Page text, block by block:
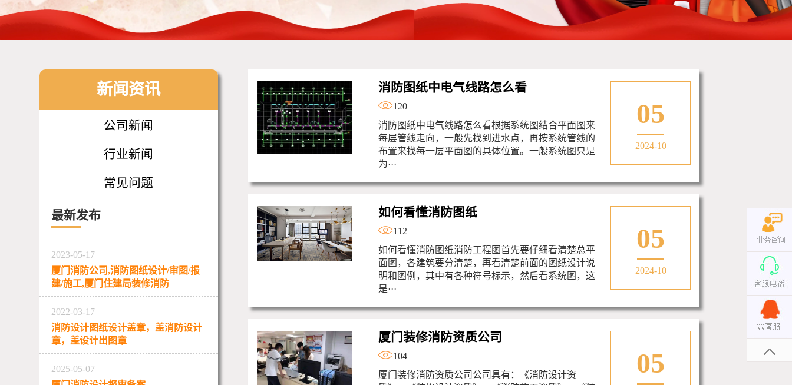
新闻资讯
公司新闻
行业新闻
常见问题
最新发布
2023-05-17
厦门消防公司,消防图纸设计/审图/报
建/施工,厦门住建局装修消防
2022-03-17
消防设计图纸设计盖章，盖消防设计
章，盖设计出图章
2025-05-07
消防图纸中电气线路怎么看
120
消防图纸中电气线路怎么看根据系统图结合平面图来
每层管线走向，一般先找到进水点，再按系统管线的
布置来找每一层平面图的具体位置。一般系统图只是
为···
05
2024-10
如何看懂消防图纸
112
如何看懂消防图纸消防工程图首先要仔细看清楚总平
面图，各建筑要分清楚，再看清楚前面的图纸设计说
明和图例，其中有各种符号标示，然后看系统图，这
是···
05
2024-10
厦门装修消防资质公司
104
厦门装修消防资质公司公司具有：《消防设计资
05